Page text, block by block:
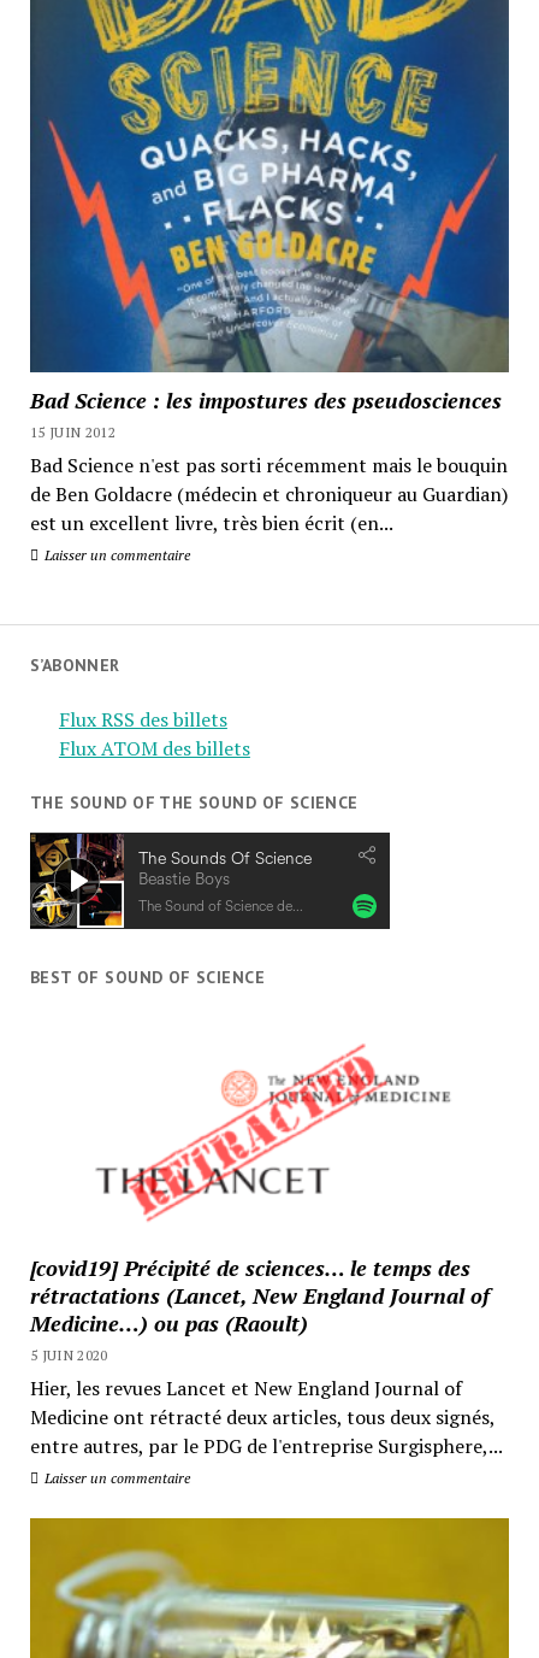
Bad Science : les impostures des pseudosciences
15 JUIN 2012
Bad Science n'est pas sorti récemment mais le bouquin
de Ben Goldacre (médecin et chroniqueur au Guardian)
est un excellent livre, très bien écrit (en...
Laisser un commentaire
S’ABONNER
Flux RSS des billets
Flux ATOM des billets
THE SOUND OF THE SOUND OF SCIENCE
BEST OF SOUND OF SCIENCE
[covid19] Précipité de sciences… le temps des
rétractations (Lancet, New England Journal of
Medicine…) ou pas (Raoult)
5 JUIN 2020
Hier, les revues Lancet et New England Journal of
Medicine ont rétracté deux articles, tous deux signés,
entre autres, par le PDG de l'entreprise Surgisphere,...
Laisser un commentaire